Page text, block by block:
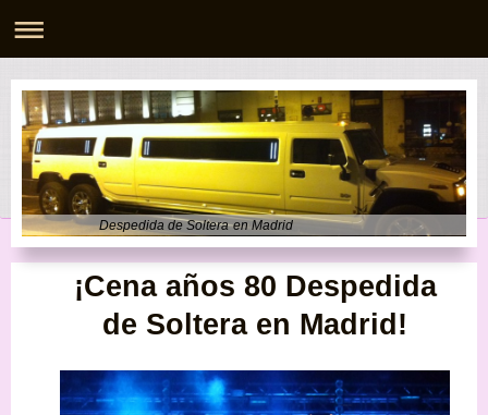
Despedida de Soltera en Madrid
¡Cena años 80 Despedida
de Soltera en Madrid !